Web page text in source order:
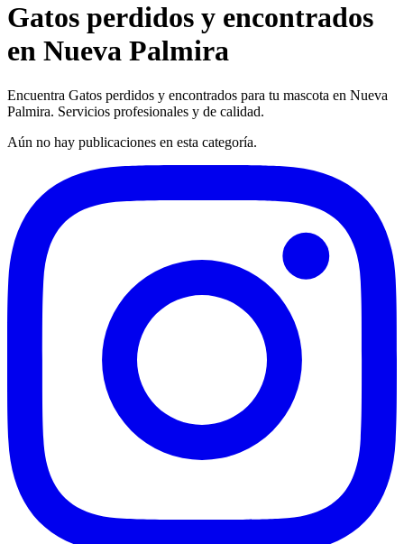
Gatos perdidos y encontrados
en Nueva Palmira
Encuentra Gatos perdidos y encontrados para tu mascota en Nueva
Palmira. Servicios profesionales y de calidad.
Aún no hay publicaciones en esta categoría.